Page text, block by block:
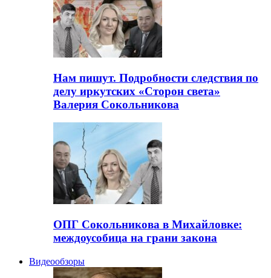
Нам пишут. Подробности следствия по
делу иркутских «Сторон света»
Валерия Сокольникова
ОПГ Сокольникова в Михайловке:
междоусобица на грани закона
Видеообзоры